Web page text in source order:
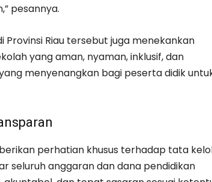
pesannya.
Riau tersebut juga menekankan
yang aman, nyaman, inklusif, dan
menyenangkan bagi peserta didik
perhatian khusus terhadap tata
seluruh anggaran dan dana pendidikan